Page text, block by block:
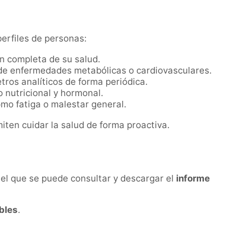
de personas:
completa de su salud.
enfermedades metabólicas o cardiovasculares.
analíticos de forma periódica.
nutricional y hormonal.
fatiga o malestar general.
cuidar la salud de forma proactiva.
que se puede consultar y descargar el informe
.